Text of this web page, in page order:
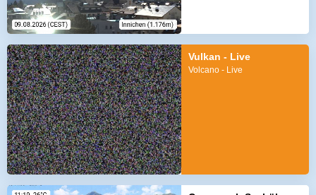
Vulkan - Live
Volcano - Live